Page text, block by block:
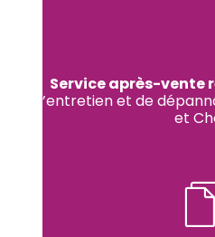
Service après-vente
d’entretien et de
et